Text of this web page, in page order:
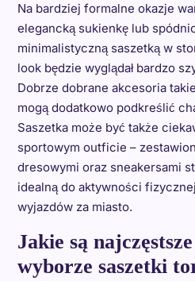
Na bardziej formalne okazje
elegancką sukienkę lub
minimalistyczną saszetką w
look będzie wyglądał bardzo
Dobrze dobrane akcesoria
mogą dodatkowo podkreślić
Saszetka może być także
sportowym outficie –
dresowymi oraz sneakersami
idealną do aktywności
wyjazdów za miasto.
Jakie są
wyborze saszetki